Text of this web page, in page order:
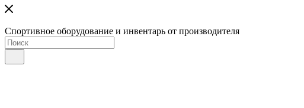
Спортивное оборудование и инвентарь от производителя